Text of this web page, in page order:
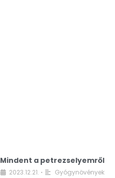
Mindent a petrezselyemről
2023.12.21. • Gyógynövények